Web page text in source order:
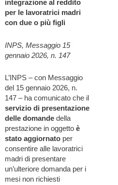
integrazione al reddito
per le lavoratrici madri
con due o più figli
INPS, Messaggio 15
gennaio 2026, n. 147
L’INPS – con Messaggio
del 15 gennaio 2026, n.
147 – ha comunicato che il
servizio di presentazione
delle domande della
prestazione in oggetto è
stato aggiornato per
consentire alle lavoratrici
madri di presentare
un’ulteriore domanda per i
mesi non richiesti